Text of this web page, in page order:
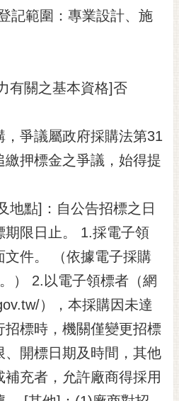
範圍：專業設計、施
有關之基本資格]否
，爭議屬政府採購法第31
押標金之爭議，始得提
地點]：自公告招標之日
期限日止。 1.採電子領
件。 （依據電子採購
） 2.以電子領標者（網
），本採購因未達
招標時，機關僅變更招標
、開標日期及時間，其他
充者，允許廠商得採用